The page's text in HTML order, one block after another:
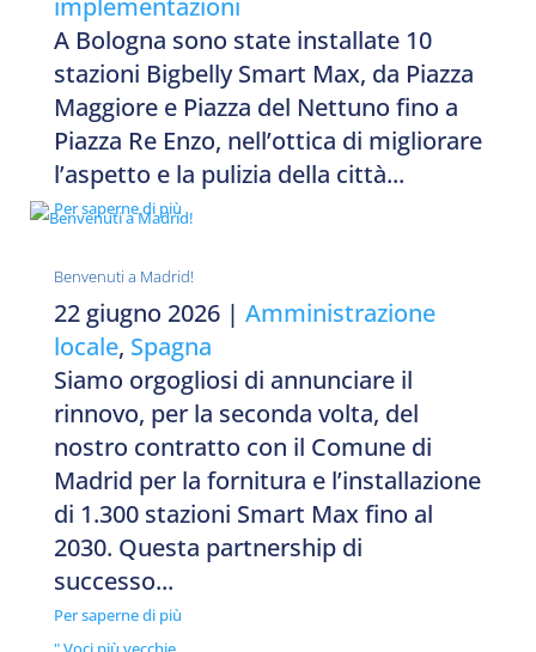
implementazioni
A Bologna sono state installate 10
stazioni Bigbelly Smart Max, da Piazza
Maggiore e Piazza del Nettuno fino a
Piazza Re Enzo, nell’ottica di migliorare
l’aspetto e la pulizia della città...
Per saperne di più
Benvenuti a Madrid!
22 giugno 2026| Amministrazione
locale, Spagna
Siamo orgogliosi di annunciare il
rinnovo, per la seconda volta, del
nostro contratto con il Comune di
Madrid per la fornitura e l’installazione
di 1.300 stazioni Smart Max fino al
2030. Questa partnership di
successo...
Per saperne di più